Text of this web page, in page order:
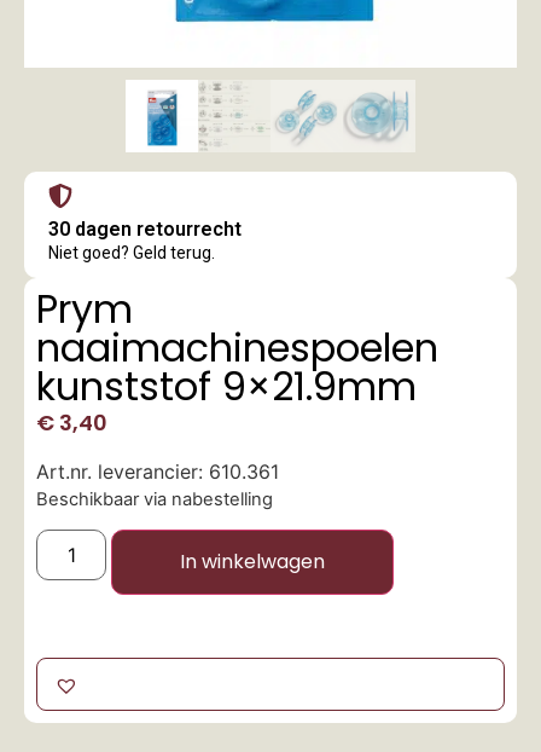
30 dagen retourrecht
Niet goed? Geld terug.
Prym
naaimachinespoelen
kunststof 9×21.9mm
€ 3,40
Art.nr. leverancier: 610.361
Beschikbaar via nabestelling
In winkelwagen